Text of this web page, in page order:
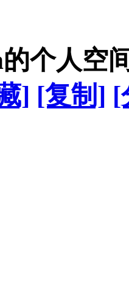
个人空
] [复制] [